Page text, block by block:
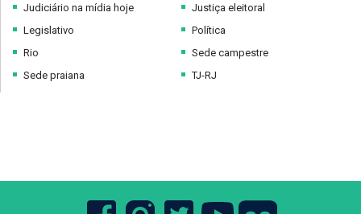
Judiciário na mídia hoje
Legislativo
Rio
Sede praiana
Justiça eleitoral
Política
Sede campestre
TJ-RJ